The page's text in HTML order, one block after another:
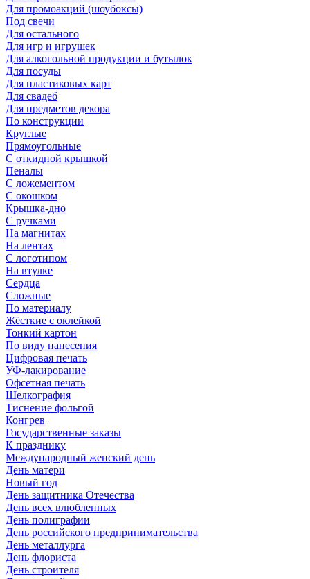
Для промоакций (шоубоксы)
Под свечи
Для остального
Для игр и игрушек
Для алкогольной продукции и бутылок
Для посуды
Для пластиковых карт
Для свадеб
Для предметов декора
По конструкции
Круглые
Прямоугольные
С откидной крышкой
Пеналы
С ложементом
С окошком
Крышка-дно
С ручками
На магнитах
На лентах
С логотипом
На втулке
Сердца
Сложные
По материалу
Жёсткие с оклейкой
Тонкий картон
По виду нанесения
Цифровая печать
УФ-лакирование
Офсетная печать
Шелкография
Тиснение фольгой
Конгрев
Государственные заказы
К празднику
Международный женский день
День матери
Новый год
День защитника Отечества
День всех влюбленных
День полиграфии
День российского предпринимательства
День металлурга
День флориста
День строителя